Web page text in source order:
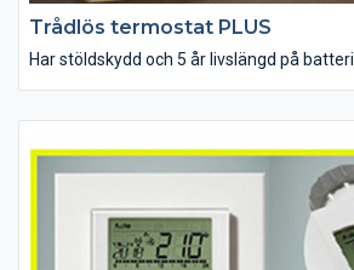
Trådlös termostat PLUS
Har stöldskydd och 5 år livslängd på batteri